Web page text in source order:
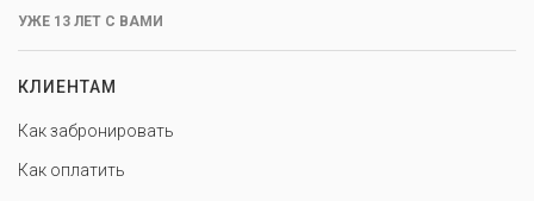
УЖЕ 13 ЛЕТ С ВАМИ
КЛИЕНТАМ
Как забронировать
Как оплатить